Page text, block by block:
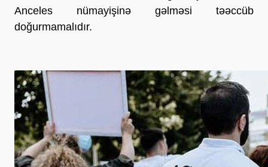
Anceles nümayişinə gəlməsi təəccüb
doğurmamalıdır.